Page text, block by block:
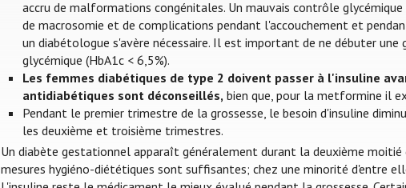
accru de malformations congénitales. Un mauvais contrôle
de macrosomie et de complications pendant l'accouchement et
un diabétologue s'avère nécessaire. Il est important de ne débuter une
glycémique (HbA1c < 6,5%).
Les femmes diabétiques de type 2 doivent passer à l'insuline
antidiabétiques sont déconseillés, bien que, pour la metformine il
Pendant le premier trimestre de la grossesse, le besoin d'insuline
les deuxième et troisième trimestres.
Un diabète gestationnel apparaît généralement durant la deuxième moitié
mesures hygiéno-diététiques sont suffisantes; chez une minorité d'entre